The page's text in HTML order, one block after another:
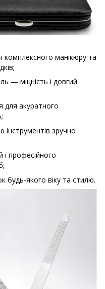
комплексного манікюру та
— міцність і довгий
для акуратного
інструментів зручно
професійного
будь-якого віку та стилю.